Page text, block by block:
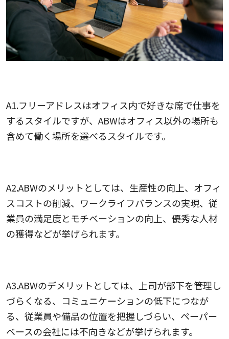
A1.フリーアドレスはオフィス内で好きな席で仕事を
するスタイルですが、ABWはオフィス以外の場所も
含めて働く場所を選べるスタイルです。
A2.ABWのメリットとしては、生産性の向上、オフィ
スコストの削減、ワークライフバランスの実現、従
業員の満足度とモチベーションの向上、優秀な人材
の獲得などが挙げられます。
A3.ABWのデメリットとしては、上司が部下を管理し
づらくなる、コミュニケーションの低下につなが
る、従業員や備品の位置を把握しづらい、ペーパー
ベースの会社には不向きなどが挙げられます。